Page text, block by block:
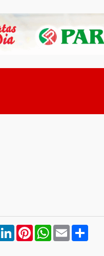
LinkedInPinterestWhatsApp
Email